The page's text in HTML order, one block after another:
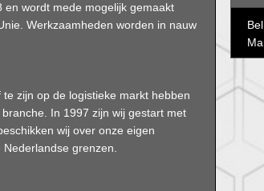
wordt mede mogelijk gemaakt
Werkzaamheden worden in nauw
zijn op de logistieke markt hebben
In 1997 zijn wij gestart met
wij over onze eigen
grenzen.